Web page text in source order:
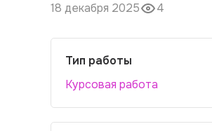
18 декабря 2025 4
Тип работы
Курсовая работа